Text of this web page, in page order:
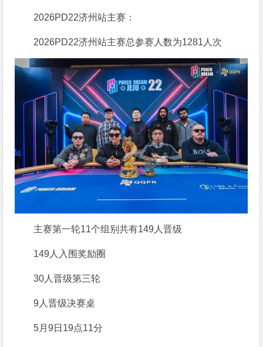
2026PD22济州站主赛：
2026PD22济州站主赛总参赛人数为1281人次
主赛第一轮11个组别共有149人晋级
149人入围奖励圈
30人晋级第三轮
9人晋级决赛桌
5月9日19点11分